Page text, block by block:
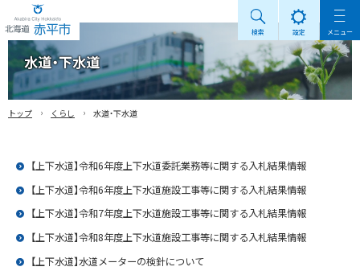
Akabira City Hokkaido 北海道 赤平市
検索 設定 メニュー
水道・下水道
トップ › くらし › 水道・下水道
【上下水道】令和6年度上下水道委託業務等に関する入札結果情報
【上下水道】令和6年度上下水道施設工事等に関する入札結果情報
【上下水道】令和7年度上下水道施設工事等に関する入札結果情報
【上下水道】令和8年度上下水道施設工事等に関する入札結果情報
【上下水道】水道メーターの検針について